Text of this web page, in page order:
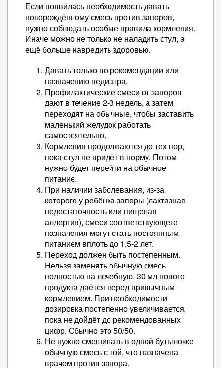
Если появилась необходимость давать
новорождённому смесь против запоров,
нужно соблюдать особые правила кормления.
Иначе можно не только не наладить стул, а
ещё больше навредить здоровью.
Давать только по рекомендации или
назначению педиатра.
Профилактические смеси от запоров
дают в течение 2-3 недель, а затем
переходят на обычные, чтобы заставить
маленький желудок работать
самостоятельно.
Кормления продолжаются до тех пор,
пока стул не придёт в норму. Потом
нужно будет перейти на обычное
питание.
При наличии заболевания, из-за
которого у ребёнка запоры (лактазная
недостаточность или пищевая
аллергия), смеси соответствующего
назначения могут стать постоянным
питанием вплоть до 1,5-2 лет.
Переход должен быть постепенным.
Нельзя заменять обычную смесь
полностью на лечебную. 30 мл нового
продукта даётся перед привычным
кормлением. При необходимости
дозировка постепенно увеличивается,
пока не дойдёт до рекомендованных
цифр. Обычно это 50/50.
Не нужно смешивать в одной бутылочке
обычную смесь с той, что назначена
врачом против запора.